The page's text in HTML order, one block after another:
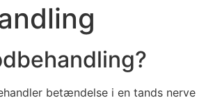
betændelse i en tands nerve